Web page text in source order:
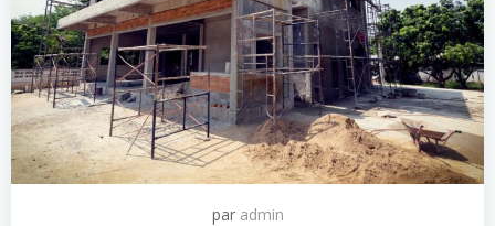
par admin